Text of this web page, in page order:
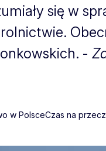
się w
-
w PolsceCzas na